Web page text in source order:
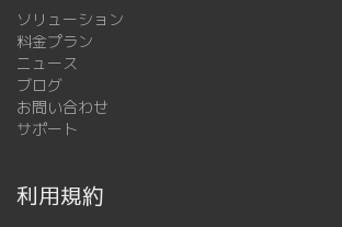
ソリューション
料金プラン
ニュース
ブログ
お問い合わせ
サポート
利用規約